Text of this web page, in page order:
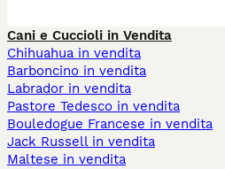
Cani e Cuccioli in Vendita
Chihuahua in vendita
Barboncino in vendita
Labrador in vendita
Pastore Tedesco in vendita
Bouledogue Francese in vendita
Jack Russell in vendita
Maltese in vendita